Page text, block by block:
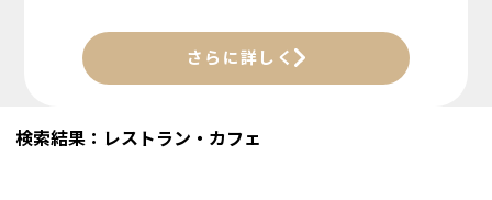
さらに詳しく
検索結果：レストラン・カフェ